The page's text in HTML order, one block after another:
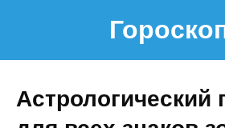
Астрологический